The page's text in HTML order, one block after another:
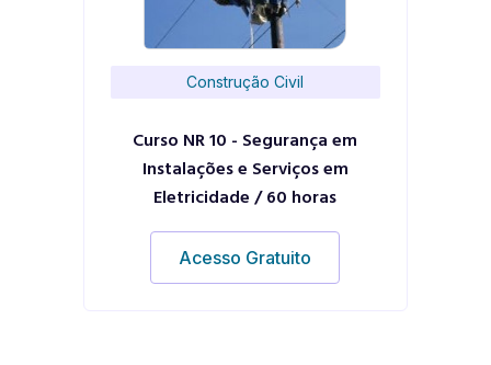
Construção Civil
Curso NR 10 - Segurança em
Instalações e Serviços em
Eletricidade / 60 horas
Acesso Gratuito